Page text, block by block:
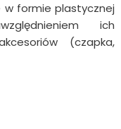
formie plastycznej
ich
(czapka,